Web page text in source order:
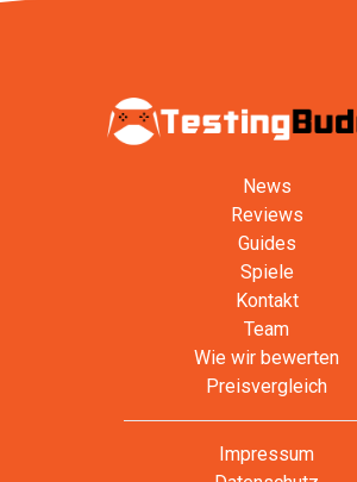
News
Reviews
Guides
Spiele
Kontakt
Team
Wie wir bewerten
Preisvergleich
Impressum